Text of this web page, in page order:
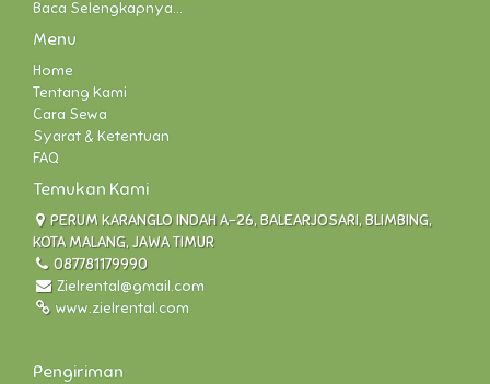
Baca Selengkapnya...
Menu
Home
Tentang Kami
Cara Sewa
Syarat & Ketentuan
FAQ
Temukan Kami
PERUM KARANGLO INDAH A-26, BALEARJOSARI, BLIMBING,
KOTA MALANG, JAWA TIMUR
087781179990
Zielrental@gmail.com
www.zielrental.com
Pengiriman